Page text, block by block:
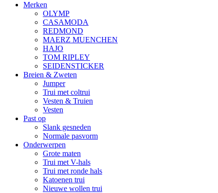
Merken
OLYMP
CASAMODA
REDMOND
MAERZ MUENCHEN
HAJO
TOM RIPLEY
SEIDENSTICKER
Breien & Zweten
Jumper
Trui met coltrui
Vesten & Truien
Vesten
Past op
Slank gesneden
Normale pasvorm
Onderwerpen
Grote maten
Trui met V-hals
Trui met ronde hals
Katoenen trui
Nieuwe wollen trui